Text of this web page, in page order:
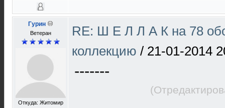
Гурин
Ветеран
Откуда: Житомир
RE: Ш Е Л Л А К на 78
коллекцию / 21-01-2014
-------